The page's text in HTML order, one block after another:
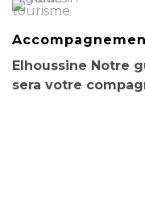
Elhoussine Notre
sera votre